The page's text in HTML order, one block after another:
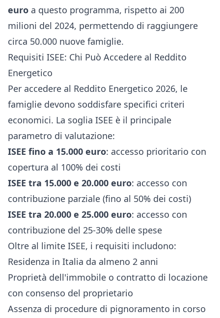
euro a questo programma, rispetto ai 200
milioni del 2024, permettendo di raggiungere
circa 50.000 nuove famiglie.
Requisiti ISEE: Chi Può Accedere al Reddito
Energetico
Per accedere al Reddito Energetico 2026, le
famiglie devono soddisfare specifici criteri
economici. La soglia ISEE è il principale
parametro di valutazione:
ISEE fino a 15.000 euro: accesso prioritario con
copertura al 100% dei costi
ISEE tra 15.000 e 20.000 euro: accesso con
contribuzione parziale (fino al 50% dei costi)
ISEE tra 20.000 e 25.000 euro: accesso con
contribuzione del 25-30% delle spese
Oltre al limite ISEE, i requisiti includono:
Residenza in Italia da almeno 2 anni
Proprietà dell'immobile o contratto di locazione
con consenso del proprietario
Assenza di procedure di pignoramento in corso